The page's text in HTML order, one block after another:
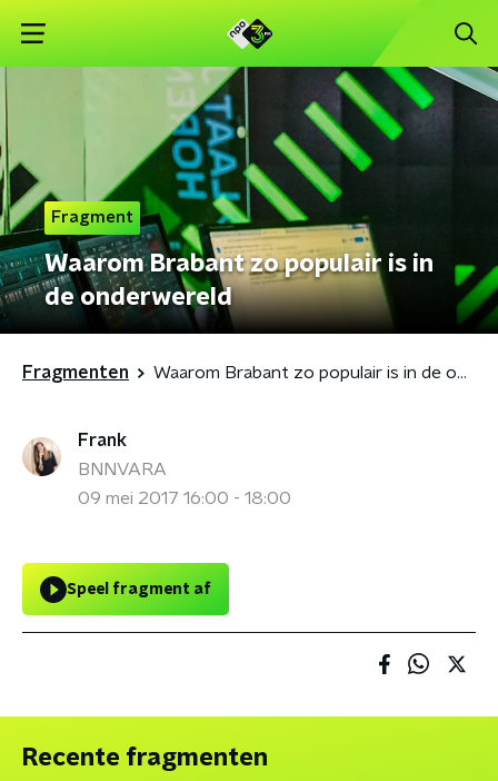
Fragment
Waarom Brabant zo populair is in
de onderwereld
Fragmenten Waarom Brabant zo populair is in de onderwereld
Frank
BNNVARA
09 mei 2017 16:00 - 18:00
Speel fragment af
Recente fragmenten